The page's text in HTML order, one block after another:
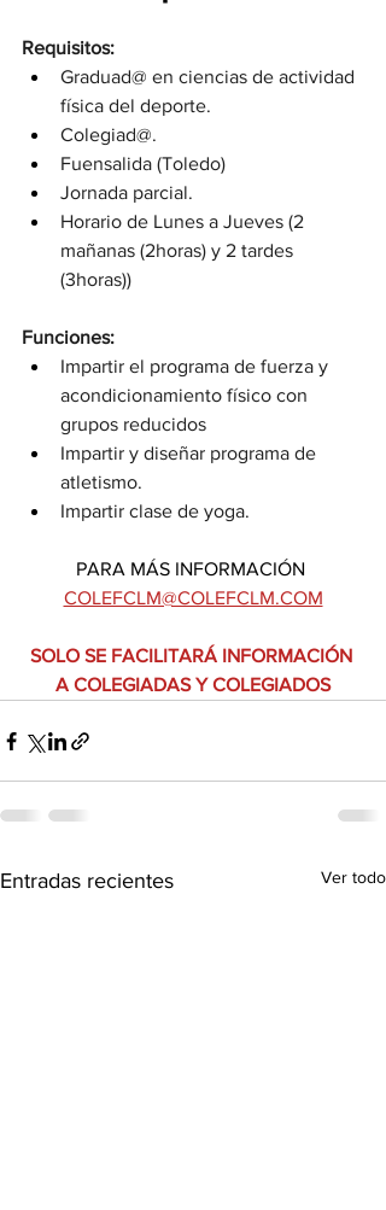
Requisitos:
Graduad@ en ciencias de actividad
física del deporte.
Colegiad@.
Fuensalida (Toledo)
Jornada parcial.
Horario de Lunes a Jueves (2
mañanas (2horas) y 2 tardes
(3horas))
Funciones:
Impartir el programa de fuerza y
acondicionamiento físico con
grupos reducidos
Impartir y diseñar programa de
atletismo.
Impartir clase de yoga.
PARA MÁS INFORMACIÓN
COLEFCLM@COLEFCLM.COM
SOLO SE FACILITARÁ INFORMACIÓN
A COLEGIADAS Y COLEGIADOS
Entradas recientes Ver todo